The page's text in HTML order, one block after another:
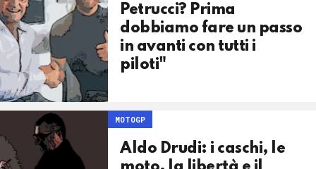
Petrucci? Prima
dobbiamo fare un passo
in avanti con tutti i
piloti"
MOTOGP
Aldo Drudi: i caschi, le